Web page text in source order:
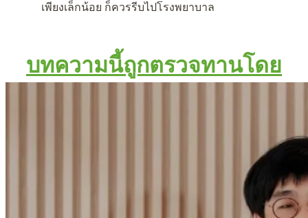
เพียงเล็กน้อย ก็ควรรีบไปโรงพยาบาล
บทความนี้ถูกตรวจทานโดย